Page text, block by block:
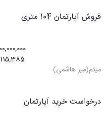
فروش آپارتمان 104 متری
میثم(میر هاشمی)
درخواست خرید آپارتمان